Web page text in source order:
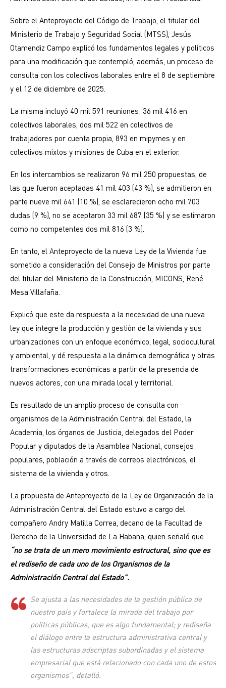
Sobre el Anteproyecto del Código de Trabajo, el titular del
Ministerio de Trabajo y Seguridad Social (MTSS), Jesús
Otamendiz Campo explicó los fundamentos legales y políticos
para una modificación que contempló, además, un proceso de
consulta con los colectivos laborales entre el 8 de septiembre
y el 12 de diciembre de 2025.
La misma incluyó 40 mil 591 reuniones: 36 mil 416 en
colectivos laborales, dos mil 522 en colectivos de
trabajadores por cuenta propia, 893 en mipymes y en
colectivos mixtos y misiones de Cuba en el exterior.
En los intercambios se realizaron 96 mil 250 propuestas, de
las que fueron aceptadas 41 mil 403 (43 %), se admitieron en
parte nueve mil 641 (10 %), se esclarecieron ocho mil 703
dudas (9 %), no se aceptaron 33 mil 687 (35 %) y se estimaron
como no competentes dos mil 816 (3 %).
En tanto, el Anteproyecto de la nueva Ley de la Vivienda fue
sometido a consideración del Consejo de Ministros por parte
del titular del Ministerio de la Construcción, MICONS, René
Mesa Villafaña.
Explicó que este da respuesta a la necesidad de una nueva
ley que integre la producción y gestión de la vivienda y sus
urbanizaciones con un enfoque económico, legal, sociocultural
y ambiental, y dé respuesta a la dinámica demográfica y otras
transformaciones económicas a partir de la presencia de
nuevos actores, con una mirada local y territorial.
Es resultado de un amplio proceso de consulta con
organismos de la Administración Central del Estado, la
Academia, los órganos de Justicia, delegados del Poder
Popular y diputados de la Asamblea Nacional, consejos
populares, población a través de correos electrónicos, el
sistema de la vivienda y otros.
La propuesta de Anteproyecto de la Ley de Organización de la
Administración Central del Estado estuvo a cargo del
compañero Andry Matilla Correa, decano de la Facultad de
Derecho de la Universidad de La Habana, quien señaló que
“no se trata de un mero movimiento estructural, sino que es
el rediseño de cada uno de los Organismos de la
Administración Central del Estado”.
Se ajusta a las necesidades de la gestión pública de
nuestro país y fortalece la mirada del trabajo por
políticas públicas, que es algo fundamental; y rediseña
el diálogo entre la estructura administrativa central y
las estructuras adscriptas subordinadas y el sistema
empresarial que está relacionado con cada uno de estos
organismos”, detalló.